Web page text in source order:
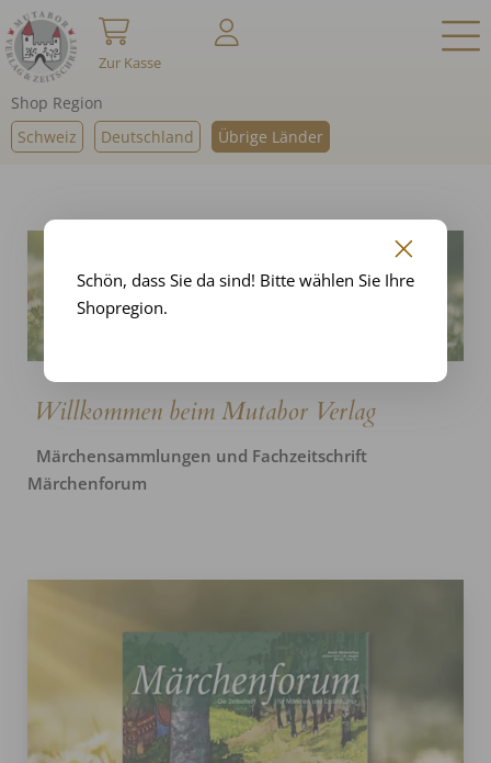
Zur Kasse
Shop Region
Schweiz
Deutschland Übrige Länder
Schön, dass Sie da sind! Bitte wählen Sie Ihre
Shopregion.
Willkommen beim Mutabor Verlag
Märchensammlungen und Fachzeitschrift
Märchenforum